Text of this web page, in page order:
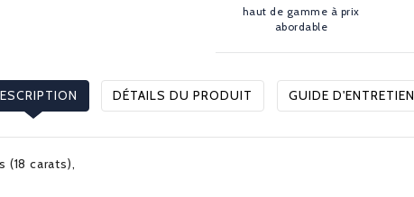
haut de gamme à prix
abordable
DÉTAILS DU PRODUIT GUIDE D'ENTRETIEN
carats),